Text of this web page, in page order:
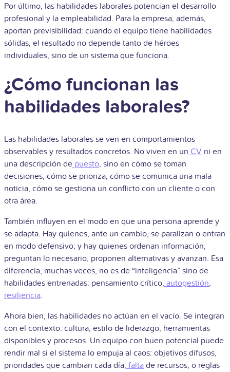
Por último, las habilidades laborales potencian el desarrollo
profesional y la empleabilidad. Para la empresa, además,
aportan previsibilidad: cuando el equipo tiene habilidades
sólidas, el resultado no depende tanto de héroes
individuales, sino de un sistema que funciona.
¿Cómo funcionan las
habilidades laborales?
Las habilidades laborales se ven en comportamientos
observables y resultados concretos. No viven en un CV ni en
una descripción de puesto, sino en cómo se toman
decisiones, cómo se prioriza, cómo se comunica una mala
noticia, cómo se gestiona un conflicto con un cliente o con
otra área.
También influyen en el modo en que una persona aprende y
se adapta. Hay quienes, ante un cambio, se paralizan o entran
en modo defensivo; y hay quienes ordenan información,
preguntan lo necesario, proponen alternativas y avanzan. Esa
diferencia, muchas veces, no es de “inteligencia” sino de
habilidades entrenadas: pensamiento crítico, autogestión,
resiliencia.
Ahora bien, las habilidades no actúan en el vacío. Se integran
con el contexto: cultura, estilo de liderazgo, herramientas
disponibles y procesos. Un equipo con buen potencial puede
rendir mal si el sistema lo empuja al caos: objetivos difusos,
prioridades que cambian cada día, falta de recursos, o reglas